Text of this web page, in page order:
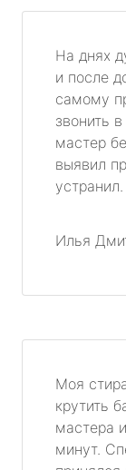
На днях
и после
самому
звонить
мастер
выявил
Илья
Моя
крутить
мастера
минут.